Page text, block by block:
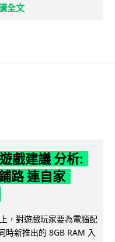
全文
戲建議 分析:
路 連自家
，對遊戲玩家要為電腦配
時新推出的 8GB RAM 入